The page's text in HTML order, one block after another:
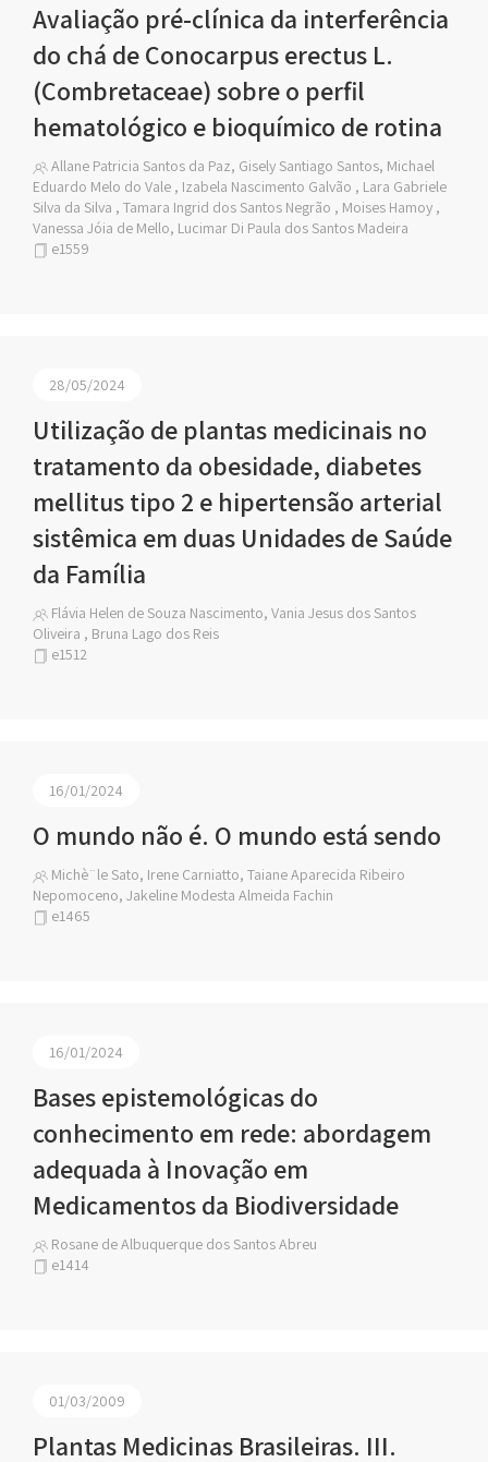
Avaliação pré-clínica da interferência
do chá de Conocarpus erectus L.
(Combretaceae) sobre o perfil
hematológico e bioquímico de rotina
Allane Patricia Santos da Paz, Gisely Santiago Santos, Michael
Eduardo Melo do Vale , Izabela Nascimento Galvão , Lara Gabriele
Silva da Silva , Tamara Ingrid dos Santos Negrão , Moises Hamoy ,
Vanessa Jóia de Mello, Lucimar Di Paula dos Santos Madeira
e1559
28/05/2024
Utilização de plantas medicinais no
tratamento da obesidade, diabetes
mellitus tipo 2 e hipertensão arterial
sistêmica em duas Unidades de Saúde
da Família
Flávia Helen de Souza Nascimento, Vania Jesus dos Santos
Oliveira , Bruna Lago dos Reis
e1512
16/01/2024
O mundo não é. O mundo está sendo
Michè¨le Sato, Irene Carniatto, Taiane Aparecida Ribeiro
Nepomoceno, Jakeline Modesta Almeida Fachin
e1465
16/01/2024
Bases epistemológicas do
conhecimento em rede: abordagem
adequada à Inovação em
Medicamentos da Biodiversidade
Rosane de Albuquerque dos Santos Abreu
e1414
01/03/2009
Plantas Medicinas Brasileiras. III.